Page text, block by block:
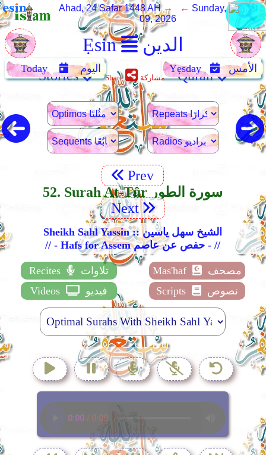
Ẹsin الدين
Ahad, 24 Safar 1448 AH → ← Sunday, August
09, 2026
Today اليوم Yẹsday الأمس Stories Share مشاركة Quran
Prev
52. Surah At-Tûr سورة الطور
Next
Sheikh Sahl Yassin :: الشيخ سهل ياسين
// - Hafs for Assem حفص عن عاصم - //
Recites تلاوات Mas'haf
مصحف
Videos
فيديو Scripts نصوص